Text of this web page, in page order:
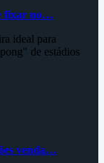
fixar no…
ideal para
de estádios
venda…